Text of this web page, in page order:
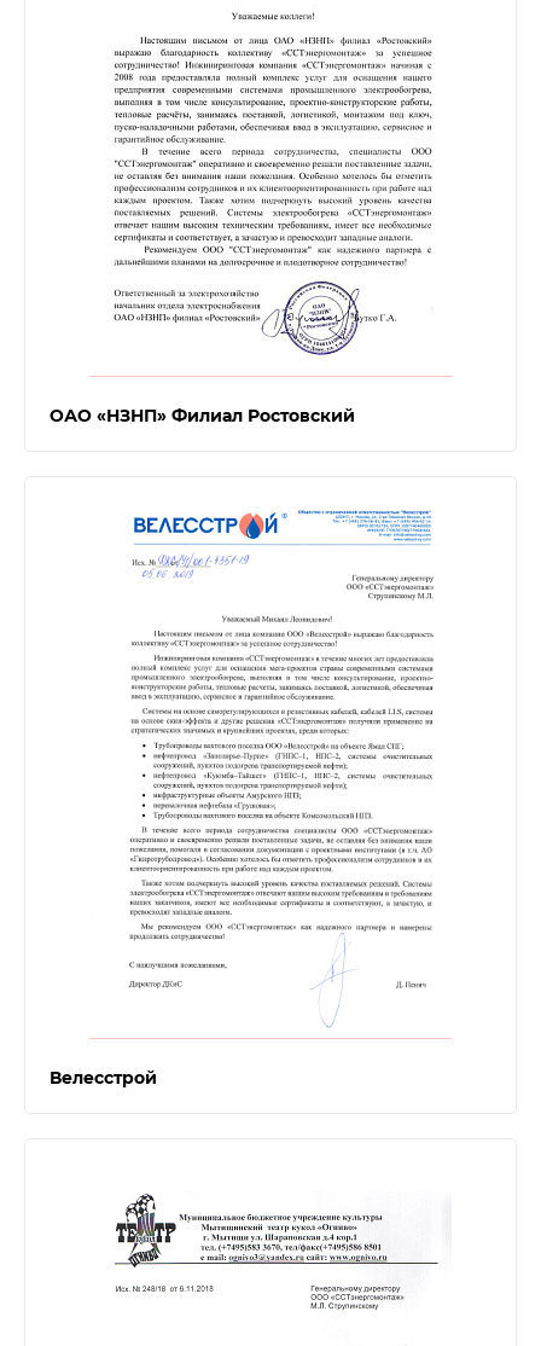
ОАО «НЗНП» Филиал Ростовский
Велесстрой